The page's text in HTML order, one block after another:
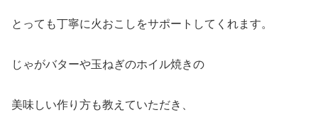
とっても丁寧に火おこしをサポートしてくれます。
じゃがバターや玉ねぎのホイル焼きの
美味しい作り方も教えていただき、